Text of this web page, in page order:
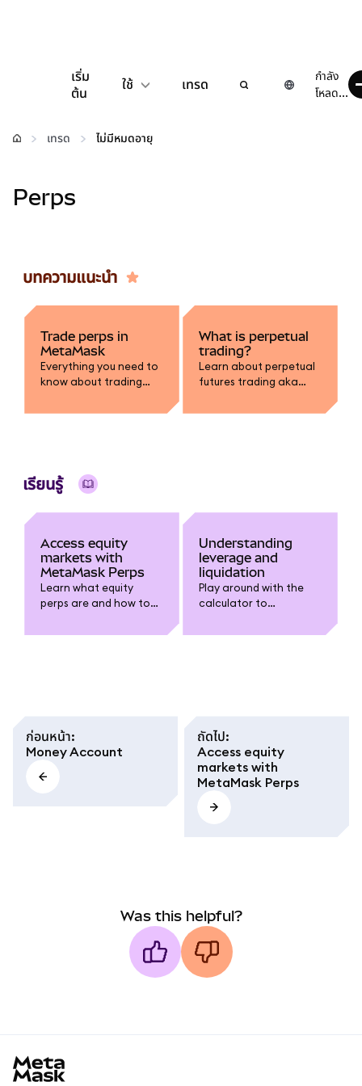
เริ่ม
ต้น
ใช้
กำหนดค่า
รักษาความปลอดภัย
เทรด
กำลัง
โหลด...
เทรด ไม่มีหมดอายุ
Perps
บทความแนะนำ
Trade perps in
MetaMask
Everything you need to
know about trading
What is perpetual
trading?
Learn about perpetual
futures trading aka
เรียนรู้
Access equity
markets with
MetaMask Perps
Learn what equity
perps are and how to
directly from your
Understanding
leverage and
liquidation
Play around with the
calculator to
liquidation, and profit
ก่อนหน้า:
Money Account
ถัดไป:
Access equity
markets with
MetaMask Perps
Was this helpful?